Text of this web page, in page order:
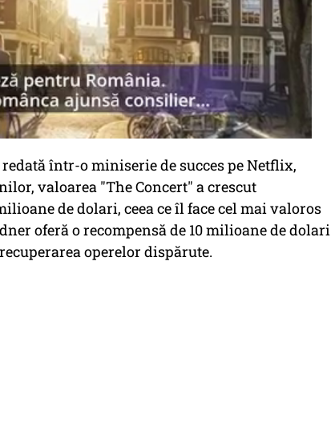
redată într-o miniserie de succes pe Netflix,
valoarea "The Concert" a crescut
de dolari, ceea ce îl face cel mai valoros
oferă o recompensă de 10 milioane de dolari
operelor dispărute.